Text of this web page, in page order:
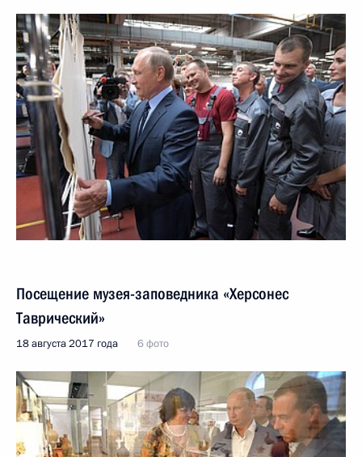
Посещение музея-заповедника «Херсонес
Таврический»
18 августа 2017 года 6 фото